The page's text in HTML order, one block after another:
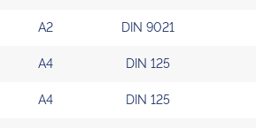
А2 DIN 9021
А4 DIN 125
А4 DIN 125